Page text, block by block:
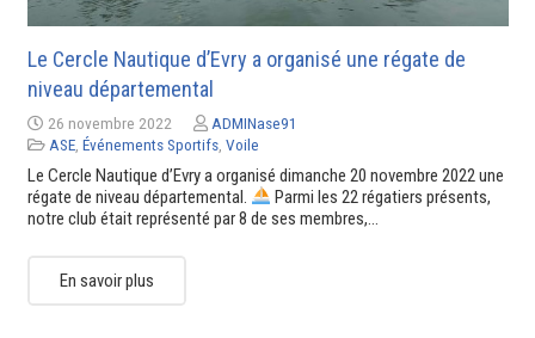
Le Cercle Nautique d’Evry a organisé une régate de
niveau départemental
26 novembre 2022
ADMINase91
ASE, Événements Sportifs, Voile
Le Cercle Nautique d’Evry a organisé dimanche 20 novembre 2022 une
régate de niveau départemental.
Parmi les 22 régatiers présents,
notre club était représenté par 8 de ses membres,…
En savoir plus